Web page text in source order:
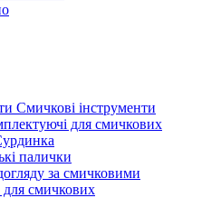
Смичкові інструменти
для смичкових
палички
за смичковими
смичкових